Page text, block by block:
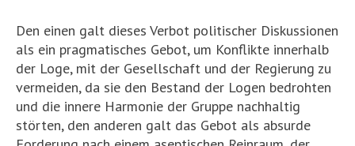
Den einen galt dieses Verbot politischer Diskussionen
als ein pragmatisches Gebot, um Konflikte innerhalb
der Loge, mit der Gesellschaft und der Regierung zu
vermeiden, da sie den Bestand der Logen bedrohten
und die innere Harmonie der Gruppe nachhaltig
störten, den anderen galt das Gebot als absurde